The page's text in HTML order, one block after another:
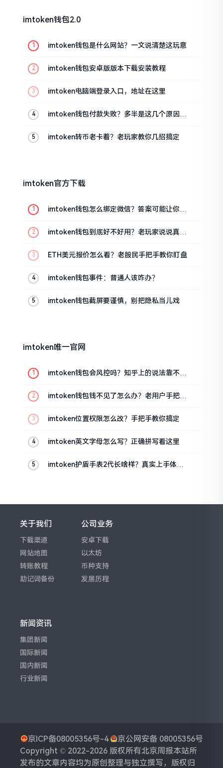
imtoken钱包2.0
imtoken钱包是什么网站？一文说清楚这玩意
imtoken钱包安卓版版本下载安装教程
imtoken电脑端登录入口，地址在这里
imtoken钱包付款失败？多半是这几个原因闹
imtoken转币老卡着？老玩家教你几招搞定
imtoken官方下载
imtoken钱包怎么绑定微信？答案可能让你失
imtoken钱包到底好不好用？老玩家说说真实
ETH美元报价怎么看？老股民手把手教你盯盘
imtoken钱包事件：普通人该咋办？
imtoken钱包截屏要谨慎，别把隐私当儿戏
imtoken唯一官网
imtoken钱包会风控吗？知乎上的说法靠不靠
imtoken钱包钱不见了怎么办？老用户手把手
imtoken位置权限怎么改？手把手教你搞定
imtoken英文字母怎么写？正确拼写看这里
imtoken护盾手表2代长啥样？真实上手体验
关于我们
下载渠道
网站地图
转账教程
助记词备份
公司业务
安卓下载
以太坊
币种支持
发展历程
新闻资讯
集团新闻
国际新闻
国内新闻
行业新闻
京ICP备08005356号-4
京公网安备 08005356号
Copyright © 2022-2026 版权所有北京周报本站所
发布的文章内容均为原创整理与独立撰写，版权归